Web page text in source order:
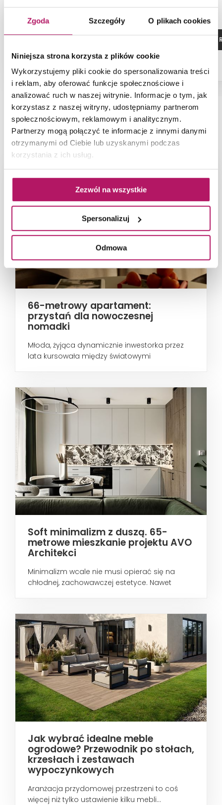
Zgoda Szczegóły O plikach cookies
Niniejsza strona korzysta z plików cookie
Wykorzystujemy pliki cookie do spersonalizowania treści
i reklam, aby oferować funkcje społecznościowe i
analizować ruch w naszej witrynie. Informacje o tym, jak
korzystasz z naszej witryny, udostępniamy partnerom
społecznościowym, reklamowym i analitycznym.
Partnerzy mogą połączyć te informacje z innymi danymi
otrzymanymi od Ciebie lub uzyskanymi podczas
korzystania z ich usług.
Zezwól na wszystkie
Spersonalizuj
Odmowa
ZOBACZ
NAJNOWSZE ARTYKUŁY
66-metrowy apartament:
przystań dla nowoczesnej
nomadki
Młoda, żyjąca dynamicznie inwestorka przez
lata kursowała między światowymi
Soft minimalizm z duszą. 65-
metrowe mieszkanie projektu AVO
Architekci
Minimalizm wcale nie musi opierać się na
chłodnej, zachowawczej estetyce. Nawet
Jak wybrać idealne meble
ogrodowe? Przewodnik po stołach,
krzesłach i zestawach
wypoczynkowych
Aranżacja przydomowej przestrzeni to coś
więcej niż tylko ustawienie kilku mebli...